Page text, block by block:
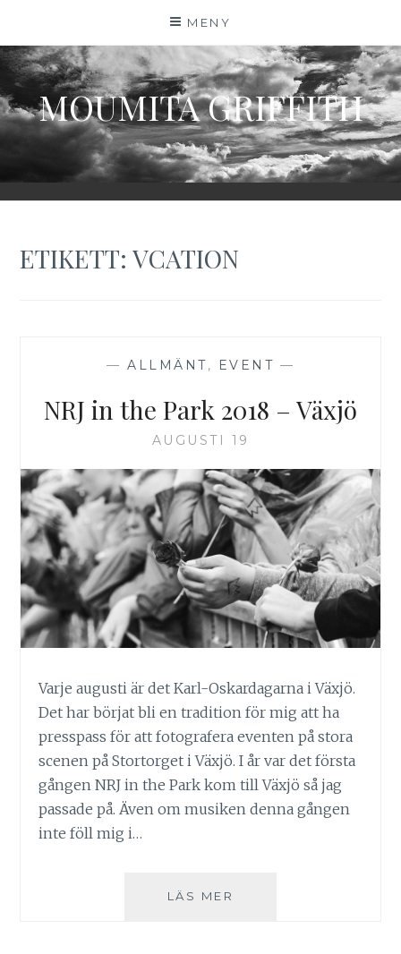
innehåll
MENY
MOUMITA GRIFFITH
ETIKETT:VCATION
— ALLMÄNT, EVENT —
NRJ in the Park 2018 – Växjö
AUGUSTI 19
Varje augusti är det Karl-Oskardagarna i Växjö.
Det har börjat bli en tradition för mig att ha
presspass för att fotografera eventen på stora
scenen på Stortorget i Växjö. I år var det första
gången NRJ in the Park kom till Växjö så jag
passade på. Även om musiken denna gången
inte föll mig i…
LÄS MER